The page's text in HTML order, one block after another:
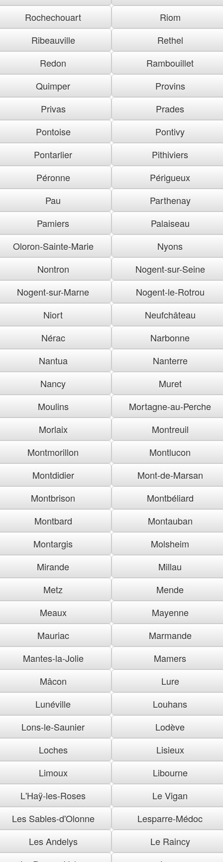
Rochechouart
Riom
Ribeauville
Rethel
Redon
Rambouillet
Quimper
Provins
Privas
Prades
Pontoise
Pontivy
Pontarlier
Pithiviers
Péronne
Périgueux
Pau
Parthenay
Pamiers
Palaiseau
Oloron-Sainte-Marie
Nyons
Nontron
Nogent-sur-Seine
Nogent-sur-Marne
Nogent-le-Rotrou
Niort
Neufchâteau
Nérac
Narbonne
Nantua
Nanterre
Nancy
Muret
Moulins
Mortagne-au-Perche
Morlaix
Montreuil
Montmorillon
Montlucon
Montdidier
Mont-de-Marsan
Montbrison
Montbéliard
Montbard
Montauban
Montargis
Molsheim
Mirande
Millau
Metz
Mende
Meaux
Mayenne
Mauriac
Marmande
Mantes-la-Jolie
Mamers
Mâcon
Lure
Lunéville
Louhans
Lons-le-Saunier
Lodève
Loches
Lisieux
Limoux
Libourne
L'Haÿ-les-Roses
Le Vigan
Les Sables-d'Olonne
Lesparre-Médoc
Les Andelys
Le Raincy